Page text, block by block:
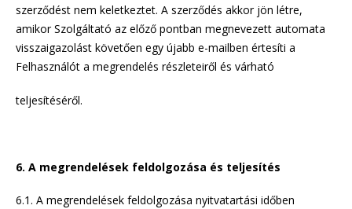
szerződést nem keletkeztet. A szerződés akkor jön létre,
amikor Szolgáltató az előző pontban megnevezett automata
visszaigazolást követően egy újabb e-mailben értesíti a
Felhasználót a megrendelés részleteiről és várható
teljesítéséről.
6. A megrendelések feldolgozása és teljesítés
6.1. A megrendelések feldolgozása nyitvatartási időben